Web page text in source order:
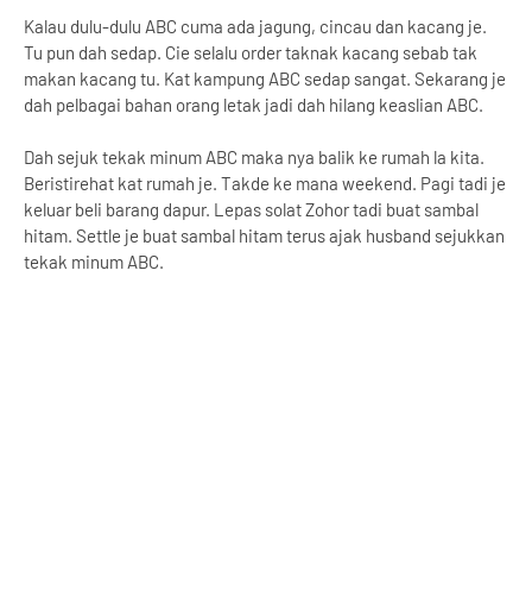
Kalau dulu-dulu ABC cuma ada jagung, cincau dan kacang je.
Tu pun dah sedap. Cie selalu order taknak kacang sebab tak
makan kacang tu. Kat kampung ABC sedap sangat. Sekarang je
dah pelbagai bahan orang letak jadi dah hilang keaslian ABC.
Dah sejuk tekak minum ABC maka nya balik ke rumah la kita.
Beristirehat kat rumah je. Takde ke mana weekend. Pagi tadi je
keluar beli barang dapur. Lepas solat Zohor tadi buat sambal
hitam. Settle je buat sambal hitam terus ajak husband sejukkan
tekak minum ABC.